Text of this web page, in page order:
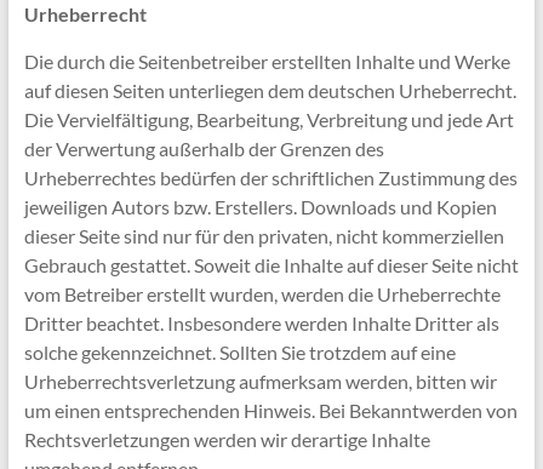
Urheberrecht
Die durch die Seitenbetreiber erstellten Inhalte und Werke
auf diesen Seiten unterliegen dem deutschen Urheberrecht.
Die Vervielfältigung, Bearbeitung, Verbreitung und jede Art
der Verwertung außerhalb der Grenzen des
Urheberrechtes bedürfen der schriftlichen Zustimmung des
jeweiligen Autors bzw. Erstellers. Downloads und Kopien
dieser Seite sind nur für den privaten, nicht kommerziellen
Gebrauch gestattet. Soweit die Inhalte auf dieser Seite nicht
vom Betreiber erstellt wurden, werden die Urheberrechte
Dritter beachtet. Insbesondere werden Inhalte Dritter als
solche gekennzeichnet. Sollten Sie trotzdem auf eine
Urheberrechtsverletzung aufmerksam werden, bitten wir
um einen entsprechenden Hinweis. Bei Bekanntwerden von
Rechtsverletzungen werden wir derartige Inhalte